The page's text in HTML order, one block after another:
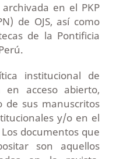
en el PKP
de OJS, así como
de la Pontificia
institucional de
acceso abierto,
sus manuscritos
y/o en el
documentos que
son aquellos